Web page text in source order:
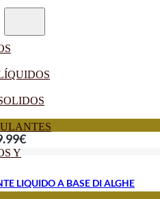
Y
a
€Fascia
da
LIQUIDO A BASE DI ALGHE